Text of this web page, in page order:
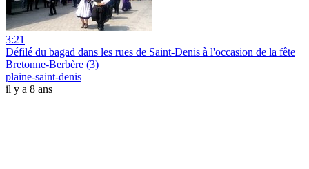
3:21
Défilé du bagad dans les rues de Saint-Denis à l'occasion de la fête
Bretonne-Berbère (3)
plaine-saint-denis
il y a 8 ans